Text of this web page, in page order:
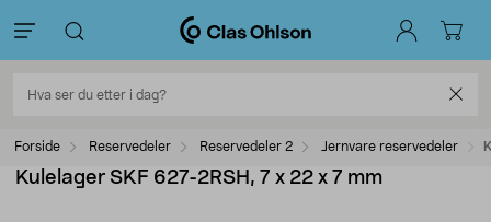
Forside Reservedeler Reservedeler 2 Jernvare reservedeler
Kulelager SKF 627-2RSH, 7 x 22 x 7 mm